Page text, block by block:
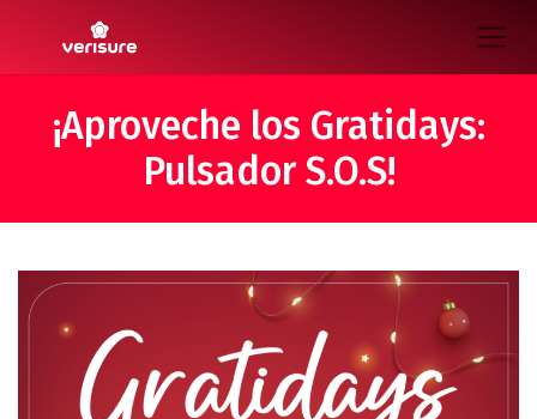
¡Aproveche los Gratidays:
Pulsador S.O.S!